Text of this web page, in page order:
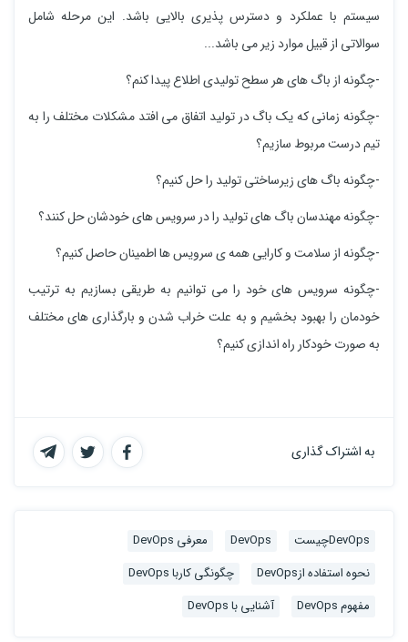
سیستم با عملکرد و دسترس پذیری بالایی باشد. این مرحله شامل
سوالاتی از قبیل موارد زیر می باشد...
-چگونه از باگ های هر سطح تولیدی اطلاع پیدا کنم؟
-چگونه زمانی که یک باگ در تولید اتفاق می افتد مشکلات مختلف را به
تیم درست مربوط سازیم؟
-چگونه باگ های زیرساختی تولید را حل کنیم؟
-چگونه مهندسان باگ های تولید را در سرویس های خودشان حل کنند؟
-چگونه از سلامت و کارایی همه ی سرویس ها اطمینان حاصل کنیم؟
-چگونه سرویس های خود را می توانیم به طریقی بسازیم به ترتیب
خودمان را بهبود بخشیم و به علت خراب شدن و بارگذاری های مختلف
به صورت خودکار راه اندازی کنیم؟
به اشتراک گذاری
DevOpsچیست DevOps
معرفی DevOps
نحوه استفاده ازDevOps
چگونگی کاربا DevOps
مفهوم DevOps
آشنایی با DevOps